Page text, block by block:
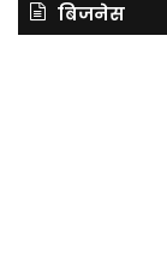
बिजनेस